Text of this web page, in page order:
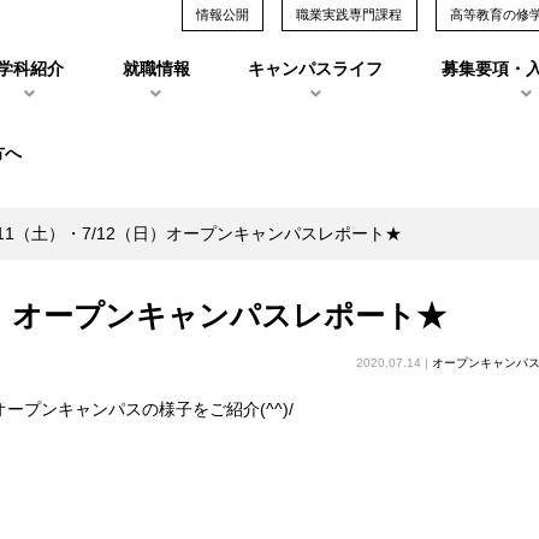
情報公開 職業実践専門課程 高等教育の修
科紹介 就職情報 キャンパスライフ 募集要項・
へ
（土）・7/12（日）オープンキャンパスレポート★
オープンキャンパスレポート★
2020.07.14 |オープンキャンパ
プンキャンパスの様子をご紹介(^^)/